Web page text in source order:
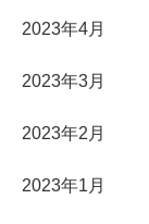
2023年4月
2023年3月
2023年2月
2023年1月